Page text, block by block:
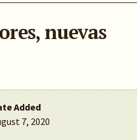
nuevas
Added
7, 2020